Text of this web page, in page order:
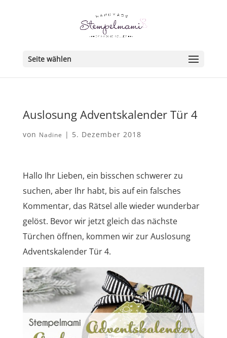
Seite wählen
Auslosung Adventskalender Tür 4
von Nadine | 5. Dezember 2018
Hallo Ihr Lieben, ein bisschen schwerer zu
suchen, aber Ihr habt, bis auf ein falsches
Kommentar, das Rätsel alle wieder wunderbar
gelöst. Bevor wir jetzt gleich das nächste
Türchen öffnen, kommen wir zur Auslosung
Adventskalender Tür 4.